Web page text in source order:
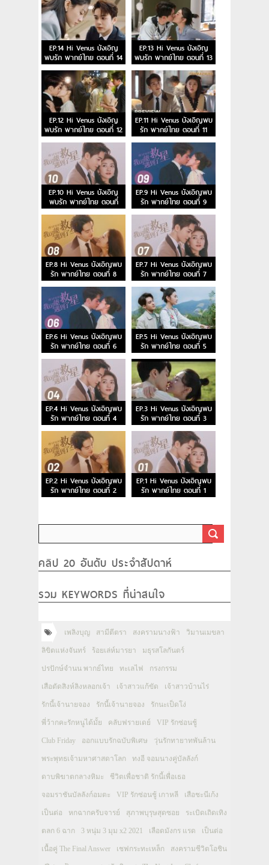
EP.14 Hi Venus บังเอิญ
พบรัก พากย์ไทย ตอนที่ 14
EP.13 Hi Venus บังเอิญ
พบรัก พากย์ไทย ตอนที่ 13
EP.12 Hi Venus บังเอิญ
พบรัก พากย์ไทย ตอนที่ 12
EP.11 Hi Venus บังเอิญพบ
รัก พากย์ไทย ตอนที่ 11
EP.10 Hi Venus บังเอิญ
พบรัก พากย์ไทย ตอนที่
10
EP.9 Hi Venus บังเอิญพบ
รัก พากย์ไทย ตอนที่ 9
EP.8 Hi Venus บังเอิญพบ
รัก พากย์ไทย ตอนที่ 8
EP.7 Hi Venus บังเอิญพบ
รัก พากย์ไทย ตอนที่ 7
EP.6 Hi Venus บังเอิญพบ
รัก พากย์ไทย ตอนที่ 6
EP.5 Hi Venus บังเอิญพบ
รัก พากย์ไทย ตอนที่ 5
EP.4 Hi Venus บังเอิญพบ
รัก พากย์ไทย ตอนที่ 4
EP.3 Hi Venus บังเอิญพบ
รัก พากย์ไทย ตอนที่ 3
EP.2 Hi Venus บังเอิญพบ
รัก พากย์ไทย ตอนที่ 2
EP.1 Hi Venus บังเอิญพบ
รัก พากย์ไทย ตอนที่ 1
คลิป 20 อันดับ ประจำสัปดาห์
รวม KEYWORDS ที่น่าสนใจ
เพลิงบุญ สามีตีตรา สงครามนางฟ้า วิมานเมขลา
ลิขิตแห่งจันทร์ ร้อยเล่ห์มารยา มธุรสโลกันตร์
ปรปักษ์จำนน พากย์ไทย ทะเลไฟ กรงกรรม
เสือตัดสิงห์ลิงหลอกเจ้า เจ้าสาวแก้ขัด เจ้าสาวบ้านไร่
รักนี้เจ้านายจอง รักนี้เจ้านายจอง รักนะเป็ดโง่
พี่ว้ากคะรักหนูได้มั้ย คลับฟรายเดย์ VIP รักซ่อนชู้
Club Friday ออกแบบรักฉบับพิเศษ วุ่นรักทายาทพันล้าน
พระพุทธเจ้ามหาศาสดาโลก ทงอี จอมนางคู่บัลลังก์
ดาบพิฆาตกลางหิมะ ชีวิตเพื่อชาติ รักนี้เพื่อเธอ
จอมราชันบัลลังก์อมตะ VIP รักซ่อนชู้ เกาหลี เสือชะนีเก้ง
เป็นต่อ หกฉากครับจารย์ สุภาพบุรุษสุดซอย ระเบิดเถิดเทิง
ตลก 6 ฉาก 3 หนุ่ม 3 มุม x2 2021 เลือดมังกร แรด เป็นต่อ
เนื้อคู่ The Final Answer เชฟกระทะเหล็ก สงครามชีวิตโอชิน